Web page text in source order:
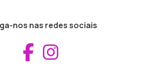
nos nas redes sociais
Aceder ao